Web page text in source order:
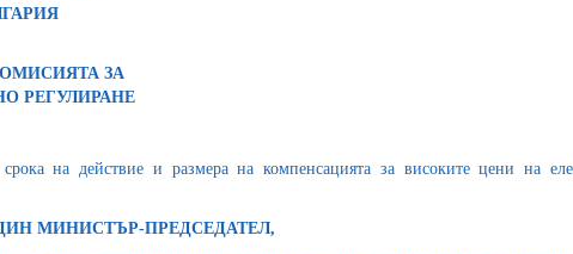
ЗА
РЕГУЛИРАНЕ
на действие и размера на компенсацията за високите цени на
МИНИСТЪР-ПРЕДСЕДАТЕЛ,